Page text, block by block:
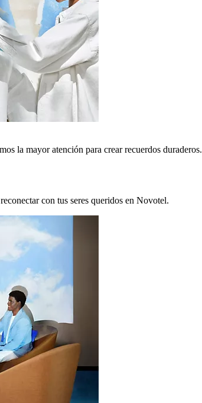
la mayor atención para crear recuerdos duraderos.
con tus seres queridos en Novotel.